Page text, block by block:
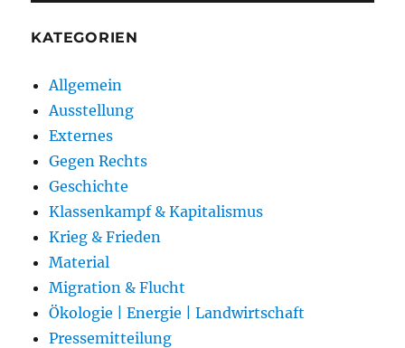
KATEGORIEN
Allgemein
Ausstellung
Externes
Gegen Rechts
Geschichte
Klassenkampf & Kapitalismus
Krieg & Frieden
Material
Migration & Flucht
Ökologie | Energie | Landwirtschaft
Pressemitteilung